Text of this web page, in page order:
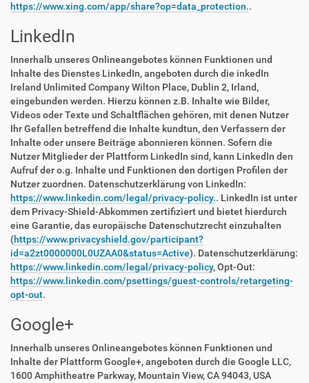
https://www.xing.com/app/share?op=data_protection..
LinkedIn
Innerhalb unseres Onlineangebotes können Funktionen und
Inhalte des Dienstes LinkedIn, angeboten durch die inkedIn
Ireland Unlimited Company Wilton Place, Dublin 2, Irland,
eingebunden werden. Hierzu können z.B. Inhalte wie Bilder,
Videos oder Texte und Schaltflächen gehören, mit denen Nutzer
Ihr Gefallen betreffend die Inhalte kundtun, den Verfassern der
Inhalte oder unsere Beiträge abonnieren können. Sofern die
Nutzer Mitglieder der Plattform LinkedIn sind, kann LinkedIn den
Aufruf der o.g. Inhalte und Funktionen den dortigen Profilen der
Nutzer zuordnen. Datenschutzerklärung von LinkedIn:
https://www.linkedin.com/legal/privacy-policy.. LinkedIn ist unter
dem Privacy-Shield-Abkommen zertifiziert und bietet hierdurch
eine Garantie, das europäische Datenschutzrecht einzuhalten
(https://www.privacyshield.gov/participant?
id=a2zt0000000L0UZAA0&status=Active). Datenschutzerklärung:
https://www.linkedin.com/legal/privacy-policy, Opt-Out:
https://www.linkedin.com/psettings/guest-controls/retargeting-
opt-out.
Google+
Innerhalb unseres Onlineangebotes können Funktionen und
Inhalte der Plattform Google+, angeboten durch die Google LLC,
1600 Amphitheatre Parkway, Mountain View, CA 94043, USA